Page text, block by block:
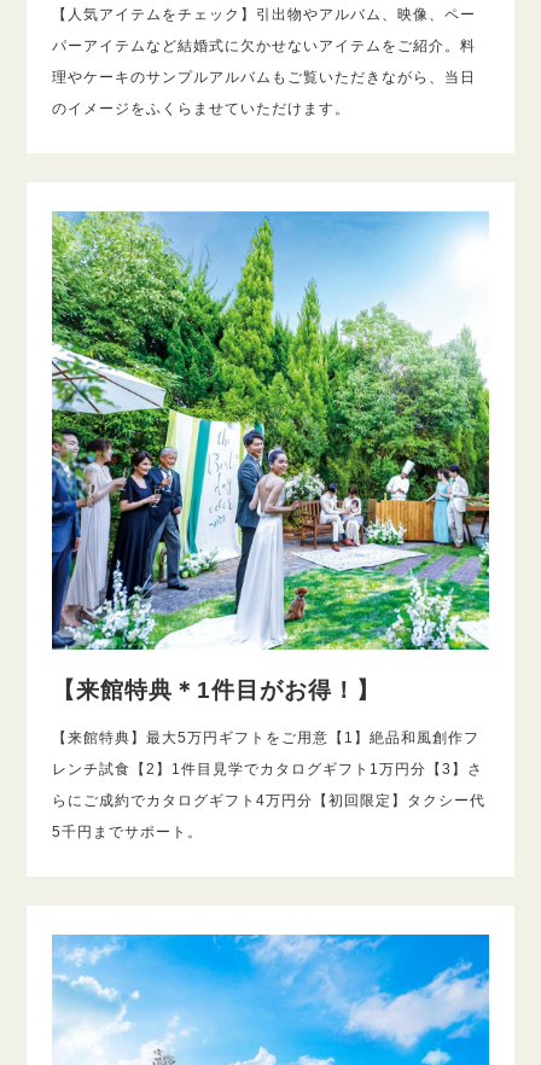
【人気アイテムをチェック】引出物やアルバム、映像、ペー
パーアイテムなど結婚式に欠かせないアイテムをご紹介。料
理やケーキのサンプルアルバムもご覧いただきながら、当日
のイメージをふくらませていただけます。
【来館特典＊1件目がお得！】
【来館特典】最大5万円ギフトをご用意【1】絶品和風創作フ
レンチ試食【2】1件目見学でカタログギフト1万円分【3】さ
らにご成約でカタログギフト4万円分【初回限定】タクシー代
5千円までサポート。